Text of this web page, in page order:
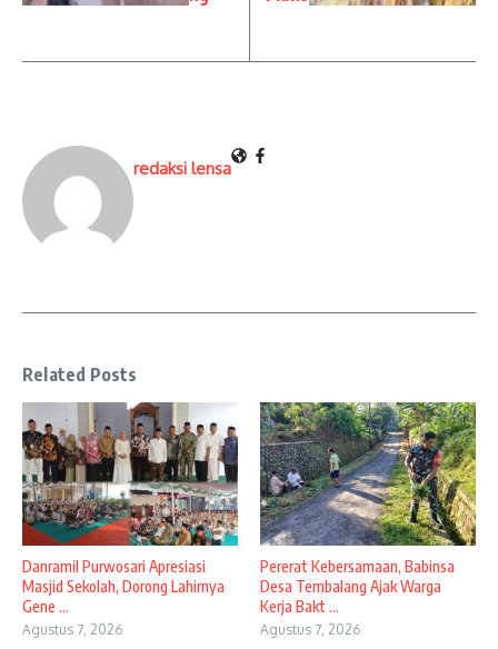
redaksi lensa
Related Posts
Danramil Purwosari Apresiasi
Masjid Sekolah, Dorong Lahirnya
Gene ...
Agustus 7, 2026
Pererat Kebersamaan, Babinsa
Desa Tembalang Ajak Warga
Kerja Bakt ...
Agustus 7, 2026